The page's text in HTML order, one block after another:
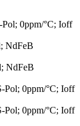
0ppm/°C; Ioff
NdFeB
NdFeB
0ppm/°C; Ioff
0ppm/°C; Ioff